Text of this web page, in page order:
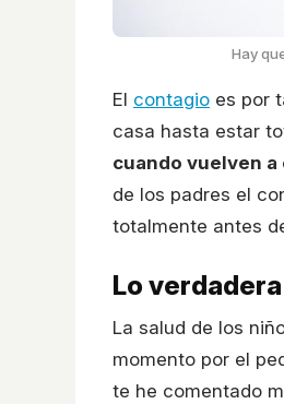
Hay
El contagio es por
casa hasta estar
cuando vuelven
de los padres el
totalmente antes
Lo
La salud de los
momento por el
te he comentado